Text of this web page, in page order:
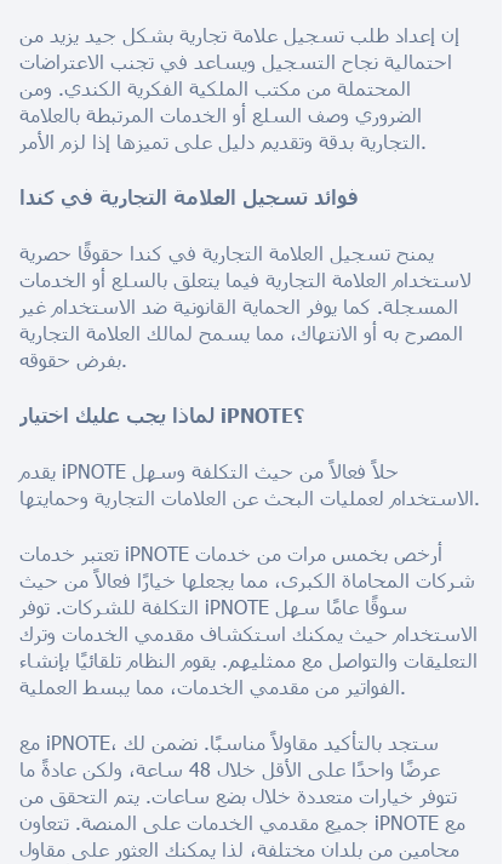
إن إعداد طلب تسجيل علامة تجارية بشكل جيد يزيد من
احتمالية نجاح التسجيل ويساعد في تجنب الاعتراضات
المحتملة من مكتب الملكية الفكرية الكندي. ومن
الضروري وصف السلع أو الخدمات المرتبطة بالعلامة
التجارية بدقة وتقديم دليل على تميزها إذا لزم الأمر.
فوائد تسجيل العلامة التجارية في كندا
يمنح تسجيل العلامة التجارية في كندا حقوقًا حصرية
لاستخدام العلامة التجارية فيما يتعلق بالسلع أو الخدمات
المسجلة. كما يوفر الحماية القانونية ضد الاستخدام غير
المصرح به أو الانتهاك، مما يسمح لمالك العلامة التجارية
بفرض حقوقه.
لماذا يجب عليك اختيار iPNOTE؟
يقدم iPNOTE حلاً فعالاً من حيث التكلفة وسهل
الاستخدام لعمليات البحث عن العلامات التجارية وحمايتها.
تعتبر خدمات iPNOTE أرخص بخمس مرات من خدمات
شركات المحاماة الكبرى، مما يجعلها خيارًا فعالاً من حيث
التكلفة للشركات. توفر iPNOTE سوقًا عامًا سهل
الاستخدام حيث يمكنك استكشاف مقدمي الخدمات وترك
التعليقات والتواصل مع ممثليهم. يقوم النظام تلقائيًا بإنشاء
الفواتير من مقدمي الخدمات، مما يبسط العملية.
مع iPNOTE، ستجد بالتأكيد مقاولاً مناسبًا. نضمن لك
عرضًا واحدًا على الأقل خلال 48 ساعة، ولكن عادةً ما
تتوفر خيارات متعددة خلال بضع ساعات. يتم التحقق من
جميع مقدمي الخدمات على المنصة. تتعاون iPNOTE مع
محامين من بلدان مختلفة، لذا يمكنك العثور على مقاول